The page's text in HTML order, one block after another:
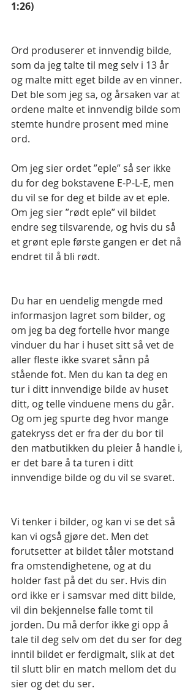
1:26)
Ord produserer et innvendig bilde,
som da jeg talte til meg selv i 13 år
og malte mitt eget bilde av en vinner.
Det ble som jeg sa, og årsaken var at
ordene malte et innvendig bilde som
stemte hundre prosent med mine
ord.
Om jeg sier ordet ”eple” så ser ikke
du for deg bokstavene E-P-L-E, men
du vil se for deg et bilde av et eple.
Om jeg sier ”rødt eple” vil bildet
endre seg tilsvarende, og hvis du så
et grønt eple første gangen er det nå
endret til å bli rødt.
Du har en uendelig mengde med
informasjon lagret som bilder, og
om jeg ba deg fortelle hvor mange
vinduer du har i huset sitt så vet de
aller fleste ikke svaret sånn på
stående fot. Men du kan ta deg en
tur i ditt innvendige bilde av huset
ditt, og telle vinduene mens du går.
Og om jeg spurte deg hvor mange
gatekryss det er fra der du bor til
den matbutikken du pleier å handle i,
er det bare å ta turen i ditt
innvendige bilde og du vil se svaret.
Vi tenker i bilder, og kan vi se det så
kan vi også gjøre det. Men det
forutsetter at bildet tåler motstand
fra omstendighetene, og at du
holder fast på det du ser. Hvis din
ord ikke er i samsvar med ditt bilde,
vil din bekjennelse falle tomt til
jorden. Du må derfor ikke gi opp å
tale til deg selv om det du ser for deg
inntil bildet er ferdigmalt, slik at det
til slutt blir en match mellom det du
sier og det du ser.